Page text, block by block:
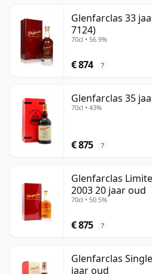
Glenfarclas 33
7124)
70cl • 56.9%
€ 874 ?
Glenfarclas 35
70cl • 43%
€ 875 ?
Glenfarclas
2003 20 jaar oud
70cl • 50.5%
€ 875 ?
Glenfarclas
jaar oud